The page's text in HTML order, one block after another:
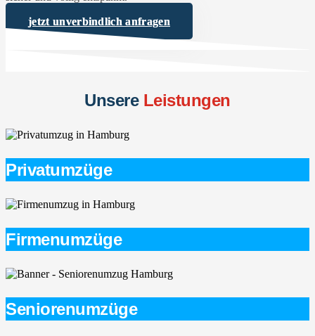
jetzt unverbindlich anfragen
UnsereLeistungen
Privatumzüge
Firmenumzüge
Seniorenumzüge